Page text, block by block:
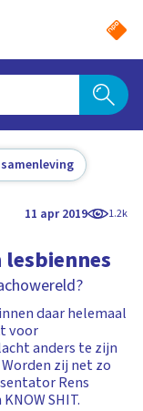
11 apr 2019 1.2k
daar helemaal
voor
anders te zijn
zij net zo
Rens
SHIT.